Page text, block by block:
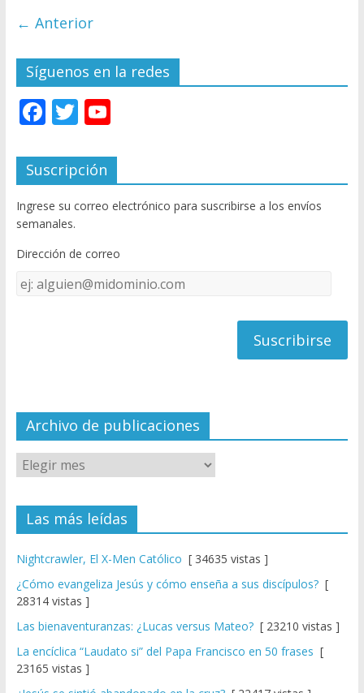
← Anterior
Síguenos en la redes
F
e
b
o
o
k
T
itt
er
Y
u
T
u
e
C
el
Suscripción
Ingrese su correo electrónico para suscribirse a los envíos
semanales.
Dirección de correo
Dirección
de
Archivo de publicaciones
Las más leídas
Nightcrawler, El X-Men Católico [ 34635 vistas ]
¿Cómo evangeliza Jesús y cómo enseña a sus discípulos?[
28314 vistas ]
Las bienaventuranzas: ¿Lucas versus Mateo?[ 23210 vistas ]
La encíclica “Laudato si” del Papa Francisco en 50 frases [
23165 vistas ]